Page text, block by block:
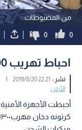
من المضبوطات
0
0
احباط تهريب 11300 كروز دخان
نشر : 22:21 2019/8/20
|
الأردن